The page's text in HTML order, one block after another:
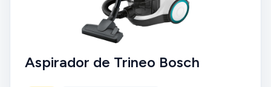
Aspirador de Trineo Bosch